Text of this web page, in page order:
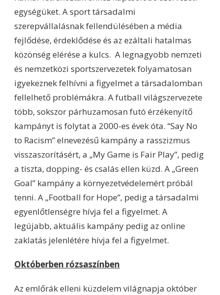
egységüket. A sport társadalmi
szerepvállalásnak fellendülésében a média
fejlődése, érdeklődése és az ezáltali hatalmas
közönség elérése a kulcs. A legnagyobb nemzeti
és nemzetközi sportszervezetek folyamatosan
igyekeznek felhívni a figyelmet a társadalomban
fellelhető problémákra. A futball világszervezete
több, sokszor párhuzamosan futó érzékenyítő
kampányt is folytat a 2000-es évek óta. “Say No
to Racism” elnevezésű kampány a rasszizmus
visszaszorításért, a „My Game is Fair Play”, pedig
a tiszta, dopping- és csalás ellen küzd. A „Green
Goal” kampány a környezetvédelemért próbál
tenni. A „Football for Hope”, pedig a társadalmi
egyenlőtlenségre hívja fel a figyelmet. A
legújabb, aktuális kampány pedig az online
zaklatás jelenlétére hívja fel a figyelmet.
Októberben rózsaszínben
Az emlőrák elleni küzdelem világnapja október